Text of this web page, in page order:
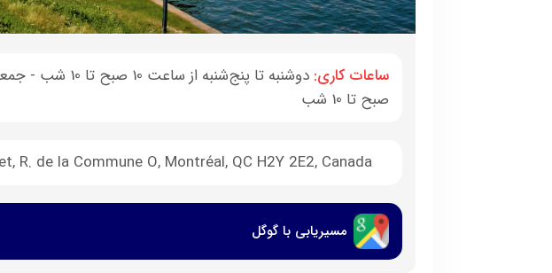
ساعات کاری:
صبح تا 10 شب
R. de la Commune O, Montréal, QC H2Y 2E2, Canada
مسیریابی با گوگل